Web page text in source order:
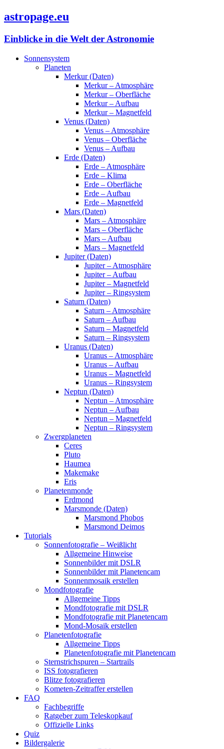
astropage.eu
Einblicke in die Welt der Astronomie
Sonnensystem
Planeten
Merkur (Daten)
Merkur – Atmosphäre
Merkur – Oberfläche
Merkur – Aufbau
Merkur – Magnetfeld
Venus (Daten)
Venus – Atmosphäre
Venus – Oberfläche
Venus – Aufbau
Erde (Daten)
Erde – Atmosphäre
Erde – Klima
Erde – Oberfläche
Erde – Aufbau
Erde – Magnetfeld
Mars (Daten)
Mars – Atmosphäre
Mars – Oberfläche
Mars – Aufbau
Mars – Magnetfeld
Jupiter (Daten)
Jupiter – Atmosphäre
Jupiter – Aufbau
Jupiter – Magnetfeld
Jupiter – Ringsystem
Saturn (Daten)
Saturn – Atmosphäre
Saturn – Aufbau
Saturn – Magnetfeld
Saturn – Ringsystem
Uranus (Daten)
Uranus – Atmosphäre
Uranus – Aufbau
Uranus – Magnetfeld
Uranus – Ringsystem
Neptun (Daten)
Neptun – Atmosphäre
Neptun – Aufbau
Neptun – Magnetfeld
Neptun – Ringsystem
Zwergplaneten
Ceres
Pluto
Haumea
Makemake
Eris
Planetenmonde
Erdmond
Marsmonde (Daten)
Marsmond Phobos
Marsmond Deimos
Tutorials
Sonnenfotografie – Weißlicht
Allgemeine Hinweise
Sonnenbilder mit DSLR
Sonnenbilder mit Planetencam
Sonnenmosaik erstellen
Mondfotografie
Allgemeine Tipps
Mondfotografie mit DSLR
Mondfotografie mit Planetencam
Mond-Mosaik erstellen
Planetenfotografie
Allgemeine Tipps
Planetenfotografie mit Planetencam
Sternstrichspuren – Startrails
ISS fotografieren
Blitze fotografieren
Kometen-Zeitraffer erstellen
FAQ
Fachbegriffe
Ratgeber zum Teleskopkauf
Offizielle Links
Quiz
Bildergalerie